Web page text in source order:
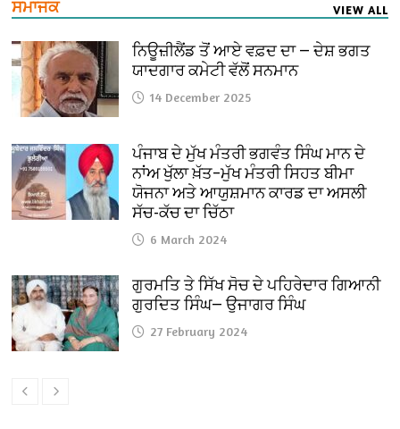
ਸਮਾਜਕ VIEW ALL
ਨਿਊਜ਼ੀਲੈਂਡ ਤੋਂ ਆਏ ਵਫ਼ਦ ਦਾ — ਦੇਸ਼ ਭਗਤ
ਯਾਦਗਾਰ ਕਮੇਟੀ ਵੱਲੋਂ ਸਨਮਾਨ
14 December 2025
ਪੰਜਾਬ ਦੇ ਮੁੱਖ ਮੰਤਰੀ ਭਗਵੰਤ ਸਿੰਘ ਮਾਨ ਦੇ
ਨਾਂਅ ਖੁੱਲਾ ਖ਼ੱਤ–ਮੁੱਖ ਮੰਤਰੀ ਸਿਹਤ ਬੀਮਾ
ਯੋਜਨਾ ਅਤੇ ਆਯੁਸ਼ਮਾਨ ਕਾਰਡ ਦਾ ਅਸਲੀ
ਸੱਚ-ਕੱਚ ਦਾ ਚਿੱਠਾ
6 March 2024
ਗੁਰਮਤਿ ਤੇ ਸਿੱਖ ਸੋਚ ਦੇ ਪਹਿਰੇਦਾਰ ਗਿਆਨੀ
ਗੁਰਦਿਤ ਸਿੰਘ— ਉਜਾਗਰ ਸਿੰਘ
27 February 2024